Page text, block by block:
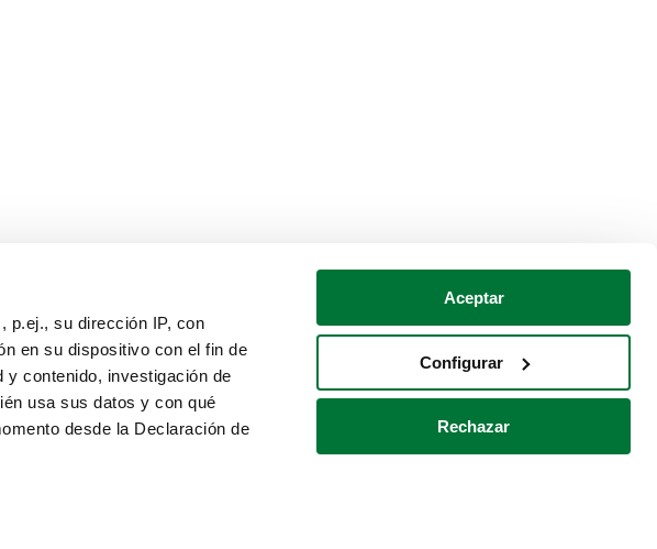
p.ej., su dirección IP, con
en su dispositivo con el fin de
y contenido, investigación de
usa sus datos y con qué
desde la Declaración de
Aceptar
Configurar
Rechazar